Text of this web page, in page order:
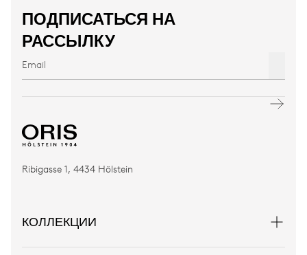
ПОДПИСАТЬСЯ НА
РАССЫЛКУ
Ribigasse 1, 4434 Hölstein
КОЛЛЕКЦИИ